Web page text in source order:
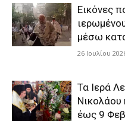
Εικόνες
μέσω
26 Ιουλίου
Τα Ιερά
Νικολάου
έως 9